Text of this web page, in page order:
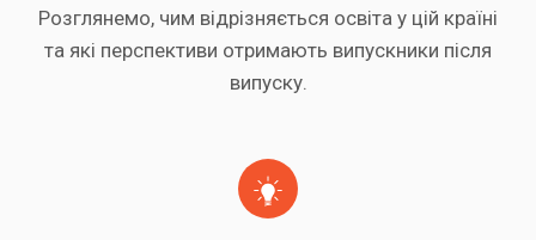
Розглянемо, чим відрізняється освіта у цій країні
та які перспективи отримають випускники після
випуску.